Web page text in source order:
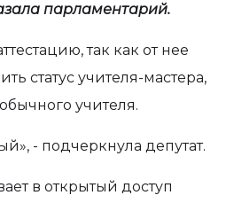
парламентарий.
так как от нее
статус учителя-мастера,
учителя.
- подчеркнула депутат.
в открытый доступ